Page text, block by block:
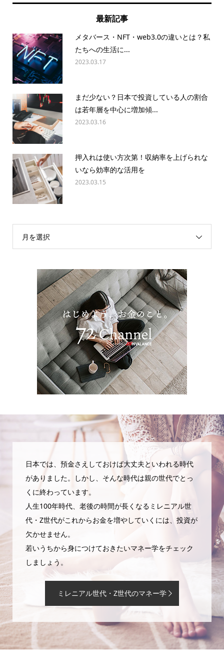
最新記事
メタバース・NFT・web3.0の違いとは？私
たちへの生活に...
2023.03.17
まだ少ない？日本で投資している人の割合
は若年層を中心に増加傾...
2023.03.16
押入れは使い方次第！収納率を上げられな
いなら効率的な活用を
2023.03.15
月を選択
日本では、預金さえしておけば大丈夫といわれる時代
がありました。しかし、そんな時代は親の世代でとっ
くに終わっています。
人生100年時代、老後の時間が長くなるミレニアル世
代・Z世代がこれからお金を増やしていくには、投資が
欠かせません。
若いうちから身につけておきたいマネー学をチェック
しましょう。
ミレニアル世代・Z世代のマネー学